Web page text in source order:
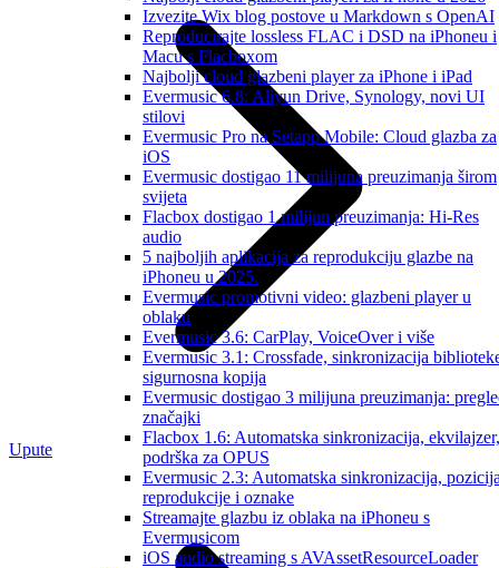
Izvezite Wix blog postove u Markdown s OpenAI
Reproducirajte lossless FLAC i DSD na iPhoneu i
Macu s Flacboxom
Najbolji cloud glazbeni player za iPhone i iPad
Evermusic 6.8: Aliyun Drive, Synology, novi UI
stilovi
Evermusic Pro na Setapp Mobile: Cloud glazba za
iOS
Evermusic dostigao 11 milijuna preuzimanja širom
svijeta
Flacbox dostigao 1 milijun preuzimanja: Hi-Res
audio
5 najboljih aplikacija za reprodukciju glazbe na
iPhoneu u 2025.
Evermusic promotivni video: glazbeni player u
oblaku
Evermusic 3.6: CarPlay, VoiceOver i više
Evermusic 3.1: Crossfade, sinkronizacija
sigurnosna kopija
Evermusic dostigao 3 milijuna preuzimanja:
značajki
Flacbox 1.6: Automatska sinkronizacija, ekvilajzer,
podrška za OPUS
Evermusic 2.3: Automatska sinkronizacija,
reprodukcije i oznake
Streamajte glazbu iz oblaka na iPhoneu s
Evermusicom
iOS audio streaming s AVAssetResourceLoader
Upute